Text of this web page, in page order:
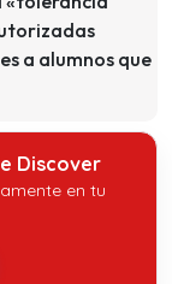
a alumnos que
Discover
en tu